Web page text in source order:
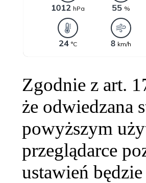
Zgodnie z art.
że odwiedzana
powyższym
przeglądarce
ustawień